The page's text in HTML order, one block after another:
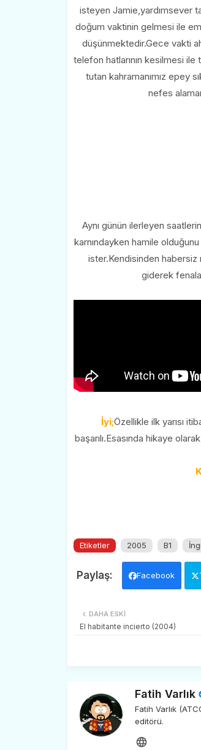
isteyen Jamie,yardımsever
doğum vaktinin gelmesi ile
düşünmektedir.Gece vakti
telefon hatlarının kesilmesi ile
tutan kahramanımız epey
nefes
Aynı günün ilerleyen
karnındayken hamile
ister.Kendisinden habersiz
giderek
İyi;Özellikle ilk yarısı
başarılı.Esasında hikaye
Etiketler 2005 B1
Facebook
DAHA ESKI
El habitante incierto (2004)
Fatih Varlık
Fatih Varlık
editörü.